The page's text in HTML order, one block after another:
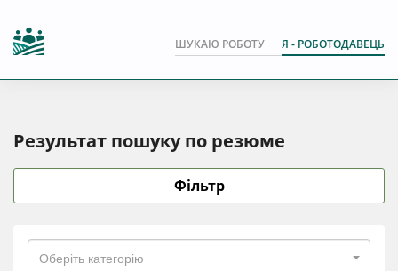
ШУКАЮ РОБОТУ Я - РОБОТОДАВЕЦЬ
Результат пошуку по резюме
Фільтр
Оберіть категорію